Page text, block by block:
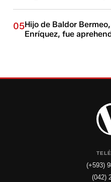
05Hijo de Baldor
Enríquez, fue
(+593)
(042)